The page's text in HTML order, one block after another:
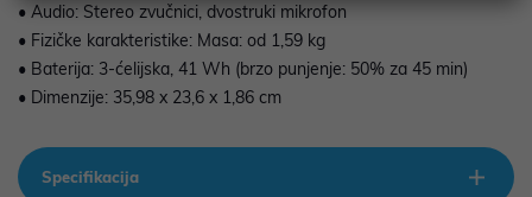
• Audio: Stereo zvučnici, dvostruki mikrofon
• Fizičke karakteristike: Masa: od 1,59 kg
• Baterija: 3-ćelijska, 41 Wh (brzo punjenje: 50% za 45 min)
• Dimenzije: 35,98 x 23,6 x 1,86 cm
Specifikacija